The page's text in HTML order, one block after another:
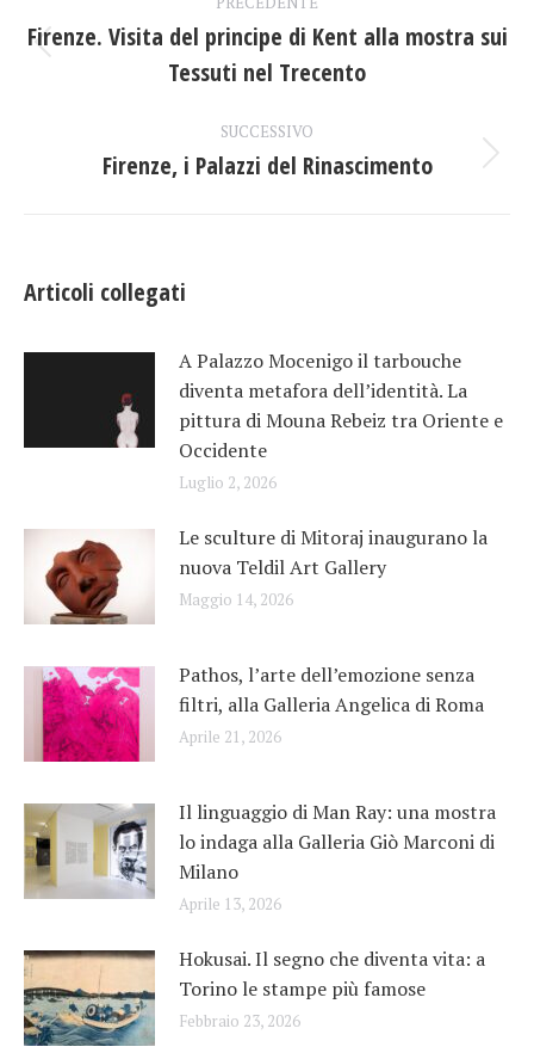
tra
Post
precedente:
Firenze. Visita del principe di Kent alla mostra sui
Tessuti nel Trecento
SUCCESSIVO
Prossimo
Firenze, i Palazzi del Rinascimento
Articoli collegati
A Palazzo Mocenigo il tarbouche
diventa metafora dell’identità. La
pittura di Mouna Rebeiz tra Oriente e
Occidente
Luglio 2, 2026
Le sculture di Mitoraj inaugurano la
nuova Teldil Art Gallery
Maggio 14, 2026
Pathos, l’arte dell’emozione senza
filtri, alla Galleria Angelica di Roma
Aprile 21, 2026
Il linguaggio di Man Ray: una mostra
lo indaga alla Galleria Giò Marconi di
Milano
Aprile 13, 2026
Hokusai. Il segno che diventa vita: a
Torino le stampe più famose
Febbraio 23, 2026